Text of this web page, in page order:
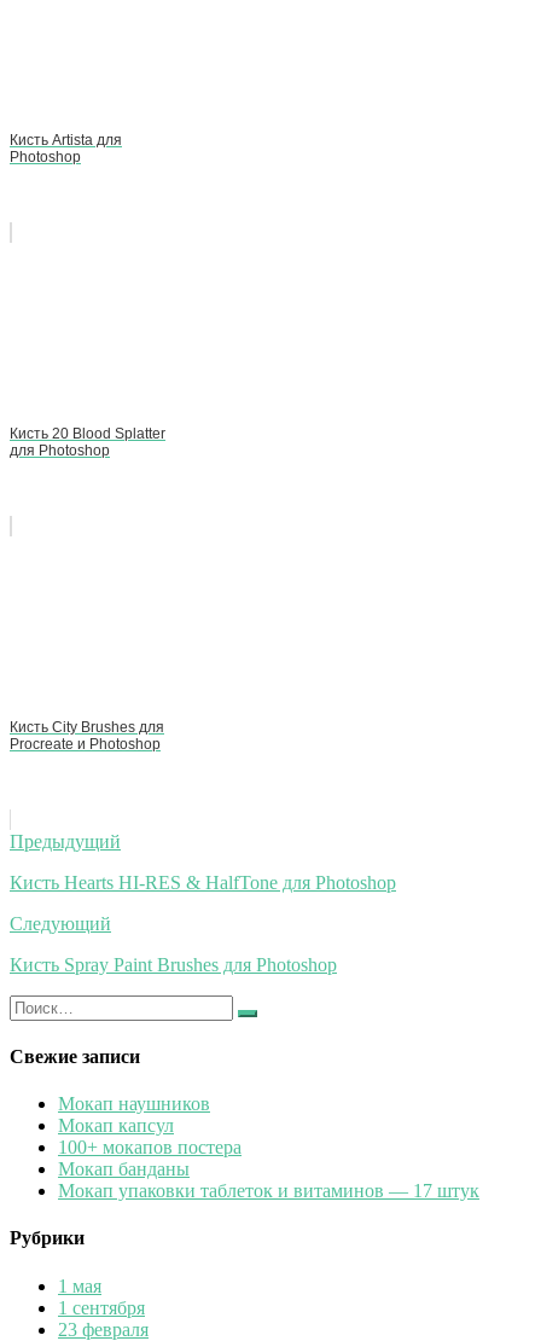
Кисть Artista для
Photoshop
Кисть 20 Blood Splatter
для Photoshop
Кисть City Brushes для
Procreate и Photoshop
Навигация
по
записям
Предыдущий
Кисть Hearts HI-RES & HalfTone для Photoshop
Следующий
Кисть Spray Paint Brushes для Photoshop
Искать:
Найти
Свежие записи
Мокап наушников
Мокап капсул
100+ мокапов постера
Мокап банданы
Мокап упаковки таблеток и витаминов — 17 штук
Рубрики
1 мая
1 сентября
23 февраля